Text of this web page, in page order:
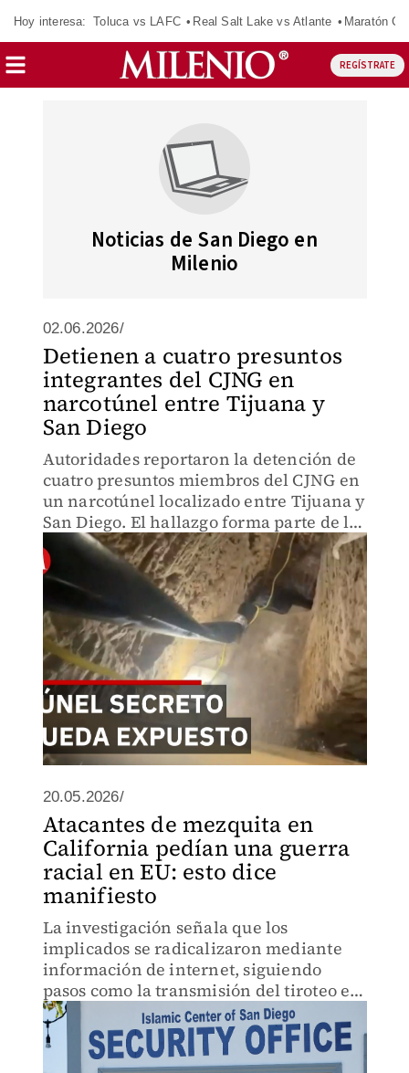
Hoy interesa: Toluca vs LAFC Real Salt Lake vs Atlante Maratón
REGÍSTRATE
Noticias de San Diego en
Milenio
02.06.2026/
Detienen a cuatro presuntos
integrantes del CJNG en
narcotúnel entre Tijuana y
San Diego
Autoridades reportaron la detención de
cuatro presuntos miembros del CJNG en
un narcotúnel localizado entre Tijuana y
San Diego. El hallazgo forma parte de las
acciones contra las redes del crimen
organizado en la frontera.
20.05.2026/
Atacantes de mezquita en
California pedían una guerra
racial en EU: esto dice
manifiesto
La investigación señala que los
implicados se radicalizaron mediante
información de internet, siguiendo
pasos como la transmisión del tiroteo en
vivo, emulando otro polémico caso.